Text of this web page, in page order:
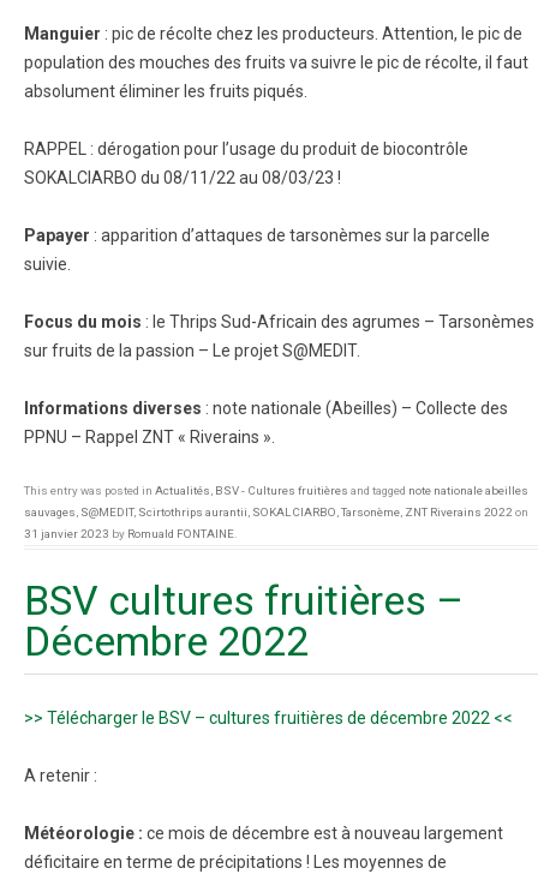
Manguier : pic de récolte chez les producteurs. Attention, le pic de
population des mouches des fruits va suivre le pic de récolte, il faut
absolument éliminer les fruits piqués.
RAPPEL : dérogation pour l’usage du produit de biocontrôle
SOKALCIARBO du 08/11/22 au 08/03/23 !
Papayer : apparition d’attaques de tarsonèmes sur la parcelle
suivie.
Focus du mois : le Thrips Sud-Africain des agrumes – Tarsonèmes
sur fruits de la passion – Le projet S@MEDIT.
Informations diverses : note nationale (Abeilles) – Collecte des
PPNU – Rappel ZNT « Riverains ».
This entry was posted in Actualités BSV - Cultures fruitières and tagged note nationale abeilles
sauvages S@MEDIT, Scirtothrips aurantii SOKALCIARBO Tarsonème ZNT Riverains 2022 on
31 janvier 2023 by Romuald FONTAINE
BSV cultures fruitières –
Décembre 2022
>> Télécharger le BSV – cultures fruitières de décembre 2022 <<
A retenir :
Météorologie : ce mois de décembre est à nouveau largement
déficitaire en terme de précipitations ! Les moyennes de